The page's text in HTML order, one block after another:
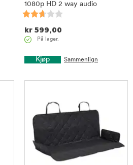
1080p HD 2 way audio
kr 599,00
På lager.
Kjøp Sammenlign